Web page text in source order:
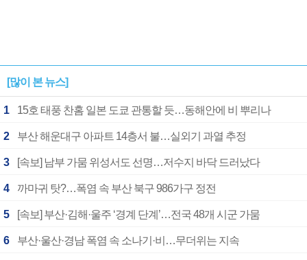
[많이 본 뉴스]
1 15호 태풍 찬홈 일본 도쿄 관통할 듯…동해안에 비 뿌리나
2 부산 해운대구 아파트 14층서 불…실외기 과열 추정
3 [속보] 남부 가뭄 위성서도 선명…저수지 바닥 드러났다
4 까마귀 탓?…폭염 속 부산 북구 986가구 정전
5 [속보] 부산·김해·울주 ‘경계 단계’…전국 48개 시군 가뭄
6 부산·울산·경남 폭염 속 소나기·비…무더위는 지속